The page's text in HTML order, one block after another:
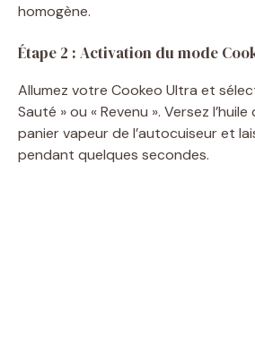
homogène.
Étape 2 : Activation du mode
Allumez votre Cookeo Ultra et
Sauté » ou « Revenu ». Versez l’huile
panier vapeur de l’autocuiseur et
pendant quelques secondes.